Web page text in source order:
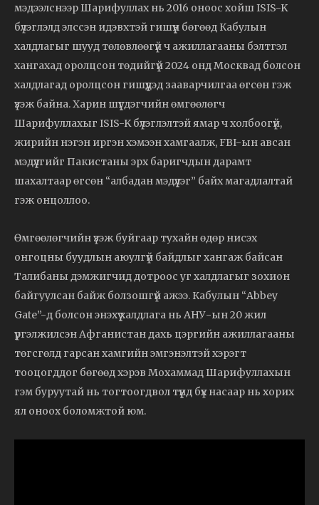
мэдээлснээр Шарифуллах нь 2016 оноос хойш ISIS-K
бүлэглэлд элссэн идэвхтэй гишүүн бөгөөд Кабулын
халдлагыг шууд төлөвлөөгүй ч ажиллагааны бэлтгэл
хангахад оролцсон төдийгүй 2024 онд Москвад болсон
халдлагад оролцсон гишүүдэд зааварчилгаа өгсөн гэж
үзэж байна. Харин шүүгдэгчийн өмгөөлөгч
Шарифуллахыг ISIS-K бүлэглэлтэй ямар ч холбоогүй,
жирийн нэгэн иргэн хэмээн хамгаалж, FBI-ын авсан
мэдүүлгийг Пакистаны эрх баригчдын дарамт
шахалтаар өгсөн “албадан мэдүүлэг” байх магадлалтай
гэж онцоллоо.
Өмгөөлөгчийн үзэж буйгаар тухайн өдөр нисэх
онгоцны буудлын аюулгүй байдлыг хангаж байсан
Талибаны дэмжигчид дотроос уг халдлагыг зохион
байгуулсан байж болзошгүй ажээ. Кабулын “Abbey
Gate”-д болсон энэхүү халдлага нь АНУ-ын 20 жил
үргэлжилсэн Афганистан дахь цэргийн ажиллагааны
төгсгөлд гарсан хамгийн эмгэнэлтэй хэрэгт
тооцогддог бөгөөд хэрэв Мохаммад Шарифуллахын
гэм буруутай нь тогтоогдвол түүнд бүх насаар нь хорих
ял оноох боломжтой юм.